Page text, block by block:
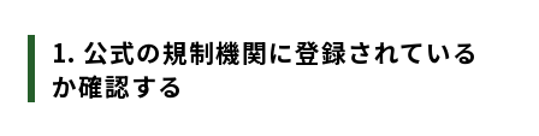
1. 公式の規制機関に登録されている
か確認する